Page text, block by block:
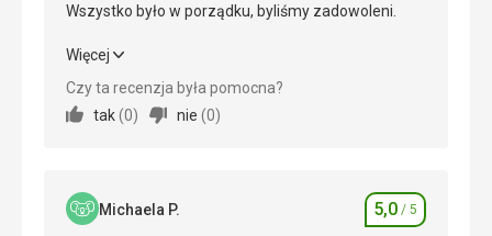
Wszystko było w porządku, byliśmy zadowoleni.
Wszystko było w porządku, byliśmy zadowoleni.
Wyżywienie
Usługi 5,0/ 5
Więcej
Czy ta recenzja była pomocna?
tak(0) nie (0)
Michaela P. Ocena
5,0 / 5